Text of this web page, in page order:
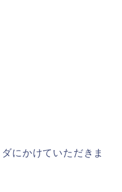
にかけていただきま